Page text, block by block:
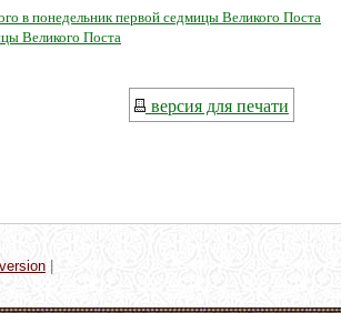
в понедельник первой седмицы Великого Поста
Великого Поста
версия для печати